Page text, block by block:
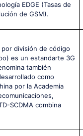
EDGE (Tasas de
de GSM).
división de código
es un estandarte 3G
también
como
por la Academia
SCDMA combina